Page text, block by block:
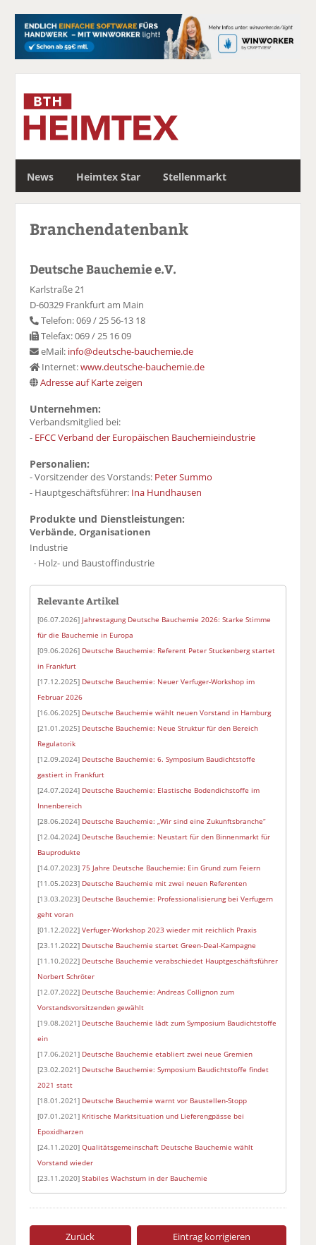
News Heimtex Star Stellenmarkt
c
Branchendatenbank
Deutsche Bauchemie e.V.
Karlstraße 21
D-60329 Frankfurt am Main
Telefon: 069 / 25 56-13 18
Telefax: 069 / 25 16 09
eMail: info@deutsche-bauchemie.de
Internet:www.deutsche-bauchemie.de
Adresse auf Karte zeigen
Unternehmen:
Verbandsmitglied bei:
- EFCC Verband der Europäischen Bauchemieindustrie
Personalien:
- Vorsitzender des Vorstands: Peter Summo
- Hauptgeschäftsführer: Ina Hundhausen
Produkte und Dienstleistungen:
Verbände, Organisationen
Industrie
· Holz- und Baustoffindustrie
Relevante Artikel
[06.07.2026] Jahrestagung Deutsche Bauchemie 2026: Starke Stimme
für die Bauchemie in Europa
[09.06.2026] Deutsche Bauchemie: Referent Peter Stuckenberg startet
in Frankfurt
[17.12.2025] Deutsche Bauchemie: Neuer Verfuger-Workshop im
Februar 2026
[16.06.2025] Deutsche Bauchemie wählt neuen Vorstand in Hamburg
[21.01.2025] Deutsche Bauchemie: Neue Struktur für den Bereich
Regulatorik
[12.09.2024] Deutsche Bauchemie: 6. Symposium Baudichtstoffe
gastiert in Frankfurt
[24.07.2024] Deutsche Bauchemie: Elastische Bodendichstoffe im
Innenbereich
[28.06.2024] Deutsche Bauchemie: „Wir sind eine Zukunftsbranche“
[12.04.2024] Deutsche Bauchemie: Neustart für den Binnenmarkt für
Bauprodukte
[14.07.2023]75 Jahre Deutsche Bauchemie: Ein Grund zum Feiern
[11.05.2023] Deutsche Bauchemie mit zwei neuen Referenten
[13.03.2023] Deutsche Bauchemie: Professionalisierung bei Verfugern
geht voran
[01.12.2022]Verfuger-Workshop 2023 wieder mit reichlich Praxis
[23.11.2022] Deutsche Bauchemie startet Green-Deal-Kampagne
[11.10.2022] Deutsche Bauchemie verabschiedet Hauptgeschäftsführer
Norbert Schröter
[12.07.2022] Deutsche Bauchemie: Andreas Collignon zum
Vorstandsvorsitzenden gewählt
[19.08.2021] Deutsche Bauchemie lädt zum Symposium Baudichtstoffe
ein
[17.06.2021] Deutsche Bauchemie etabliert zwei neue Gremien
[23.02.2021] Deutsche Bauchemie: Symposium Baudichtstoffe findet
2021 statt
[18.01.2021] Deutsche Bauchemie warnt vor Baustellen-Stopp
[07.01.2021] Kritische Marktsituation und Lieferengpässe bei
Epoxidharzen
[24.11.2020]Qualitätsgemeinschaft Deutsche Bauchemie wählt
Vorstand wieder
[23.11.2020]Stabiles Wachstum in der Bauchemie
Zurück Eintrag korrigieren